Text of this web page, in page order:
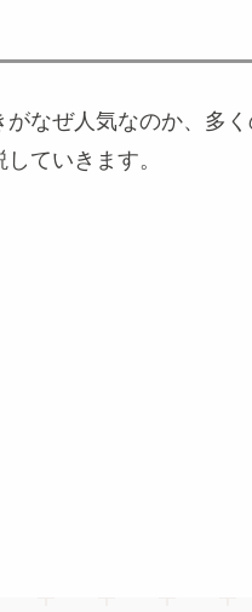
がなぜ人気なのか、多
ていきます。